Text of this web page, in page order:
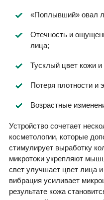
«Поплывший» овал
Отечность и
лица;
Тусклый цвет кожи и
Потеря плотности и
Возрастные
Устройство сочетает
косметологии, которые
стимулирует выработку
микротоки укрепляют
свет улучшает цвет лица
вибрация усиливает
результате кожа